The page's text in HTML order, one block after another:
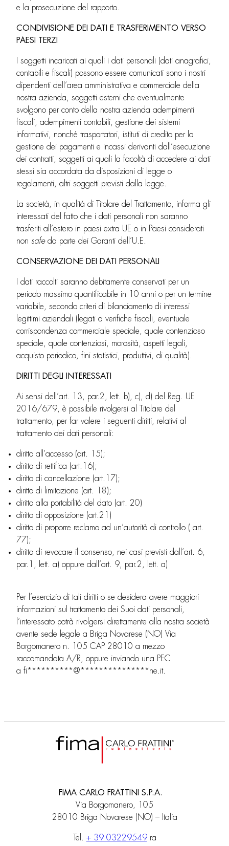
e la prosecuzione del rapporto.
CONDIVISIONE DEI DATI E TRASFERIMENTO VERSO
PAESI TERZI
I soggetti incaricati ai quali i dati personali (dati anagrafici,
contabili e fiscali) possono essere comunicati sono i nostri
dipendenti dell’area amministrativa e commerciale della
nostra azienda, soggetti esterni che eventualmente
svolgono per conto della nostra azienda adempimenti
fiscali, adempimenti contabili, gestione dei sistemi
informativi, nonché trasportatori, istituti di credito per la
gestione dei pagamenti e incassi derivanti dall’esecuzione
dei contratti, soggetti ai quali la facoltà di accedere ai dati
stessi sia accordata da disposizioni di legge o
regolamenti, altri soggetti previsti dalla legge.
La società, in qualità di Titolare del Trattamento, informa gli
interessati del fatto che i dati personali non saranno
trasferiti all’estero in paesi extra UE o in Paesi considerati
non safe da parte dei Garanti dell’U.E.
CONSERVAZIONE DEI DATI PERSONALI
I dati raccolti saranno debitamente conservati per un
periodo massimo quantificabile in 10 anni o per un termine
variabile, secondo criteri di bilanciamento di interessi
legittimi aziendali (legati a verifiche fiscali, eventuale
corrispondenza commerciale speciale, quale contenzioso
speciale, quale contenziosi, morosità, aspetti legali,
acquisto periodico, fini statistici, produttivi, di qualità).
DIRITTI DEGLI INTERESSATI
Ai sensi dell’art. 13, par.2, lett. b), c), d) del Reg. UE
2016/679, è possibile rivolgersi al Titolare del
trattamento, per far valere i seguenti diritti, relativi al
trattamento dei dati personali:
diritto all’accesso (art. 15);
diritto di rettifica (art.16);
diritto di cancellazione (art.17);
diritto di limitazione (art. 18);
diritto alla portabilità del dato (art. 20)
diritto di opposizione (art.21)
diritto di proporre reclamo ad un’autorità di controllo ( art.
77);
diritto di revocare il consenso, nei casi previsti dall’art. 6,
par.1, lett. a) oppure dall’art. 9, par.2, lett. a)
Per l’esercizio di tali diritti o se desidera avere maggiori
informazioni sul trattamento dei Suoi dati personali,
l’interessato potrà rivolgersi direttamente alla nostra società
avente sede legale a Briga Novarese (NO) Via
Borgomanero n. 105 CAP 28010 a mezzo
raccomandata A/R, oppure inviando una PEC
a fi**********@***************ne.it.
FIMA CARLO FRATTINI S.P.A.
Via Borgomanero, 105
28010 Briga Novarese (NO) – Italia
Tel. + 39 03229549ra